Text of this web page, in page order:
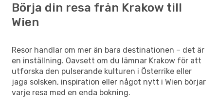
Börja din resa från Krakow till
Wien
Resor handlar om mer än bara destinationen – det är
en inställning. Oavsett om du lämnar Krakow för att
utforska den pulserande kulturen i Österrike eller
jaga solsken, inspiration eller något nytt i Wien börjar
varje resa med en enda bokning.